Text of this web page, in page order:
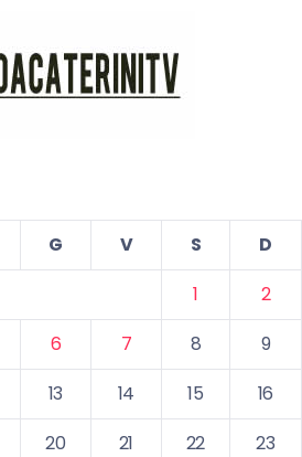
G V S
D
1
2
6 7 8
9
13 14 15
16
20 21 22
23